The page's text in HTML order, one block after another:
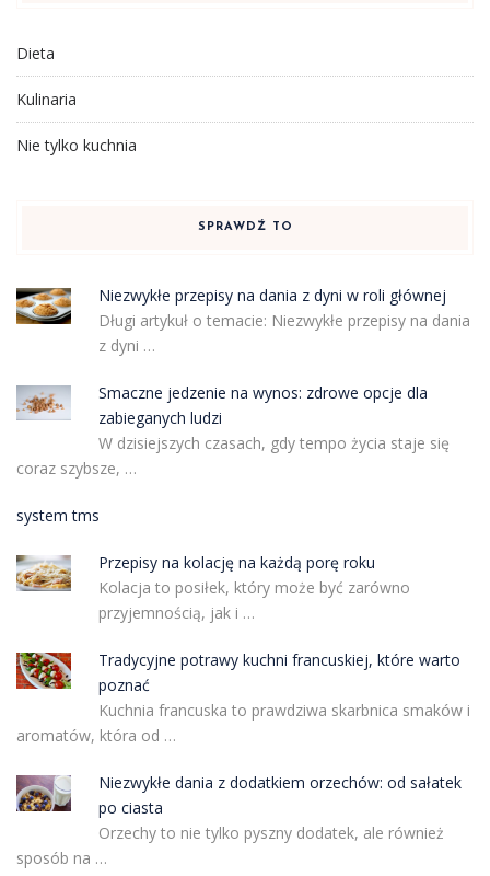
Dieta
Kulinaria
Nie tylko kuchnia
SPRAWDŹ TO
Niezwykłe przepisy na dania z dyni w roli głównej
Długi artykuł o temacie: Niezwykłe przepisy na dania
z dyni …
Smaczne jedzenie na wynos: zdrowe opcje dla
zabieganych ludzi
W dzisiejszych czasach, gdy tempo życia staje się
coraz szybsze, …
system tms
Przepisy na kolację na każdą porę roku
Kolacja to posiłek, który może być zarówno
przyjemnością, jak i …
Tradycyjne potrawy kuchni francuskiej, które warto
poznać
Kuchnia francuska to prawdziwa skarbnica smaków i
aromatów, która od …
Niezwykłe dania z dodatkiem orzechów: od sałatek
po ciasta
Orzechy to nie tylko pyszny dodatek, ale również
sposób na …